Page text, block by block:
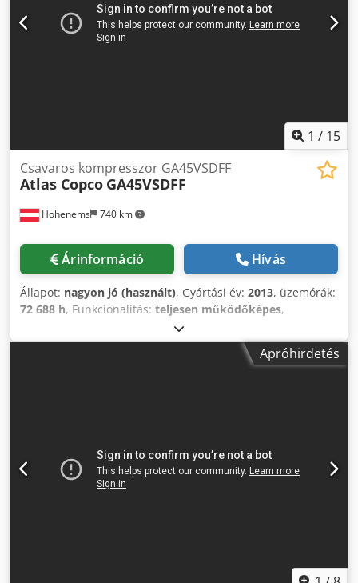
1 / 15
Hohenems 740 km
Csavaros kompresszor GA45VSDFF
Atlas Copco GA45VSDFF
Árinformáció Hívás
Állapot: nagyon jó (használt), Gyártási év: 2013, üzemórák:
72 688 h, Funkcionalitás: teljesen működőképes,
Csavarkompresszor, Atlas Copco GA45VSDFF Frekvencia-
átalakító és szárító beépítve. 45 kW 12,75 bar 8,67 m³/perc
Chedpfxjznlx Sj Anzoa Gyártási év: 2013 Üzemórák: 72 688
Apróhirdetés